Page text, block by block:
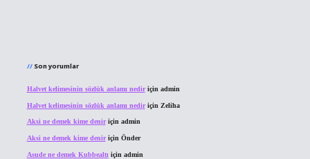
Son yorumlar
Halvet kelimesinin sözlük anlamı nediriçin admin
Halvet kelimesinin sözlük anlamı nediriçin Zeliha
Aksi ne demek kime deniriçin admin
Aksi ne demek kime deniriçin Önder
Asude ne demek Kubbealtı için admin